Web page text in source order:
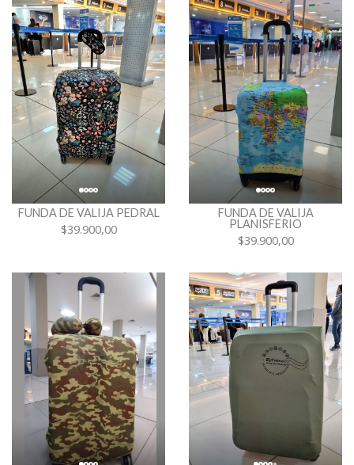
FUNDA DE VALIJA PEDRAL
$39.900,00
FUNDA DE VALIJA
PLANISFERIO
$39.900,00